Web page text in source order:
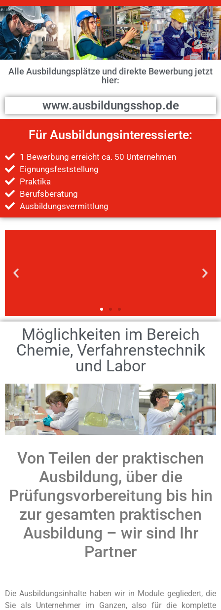
Alle Ausbildungsplätze und direkte Bewerbung jetzt
hier:
www.ausbildungsshop.de
Für Ausbildungsinteressierte:
1 Bewerbung erreicht ca. 50 Unternehmen
Eignungsfeststellung
Praktika
Berufsberatung
Ausbildungsvermittlung
Möglichkeiten im Bereich
Chemie, Verfahrenstechnik
und Labor
Von Teilen der praktischen
Ausbildung, über die
Prüfungsvorbereitung bis hin
zur gesamten praktischen
Ausbildung – wir sind Ihr
Partner
Die Ausbildungsinhalte haben wir in Module gegliedert, die
Sie als Unternehmer im Ganzen, also für die komplette